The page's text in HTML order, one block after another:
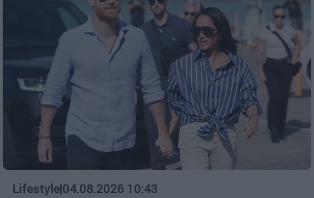
Lifestyle|04.08.2026 10:43